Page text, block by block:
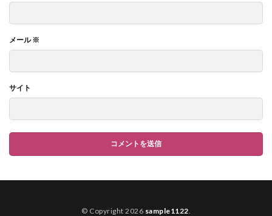
メール※
サイト
© Copyright 2026 sample1122.